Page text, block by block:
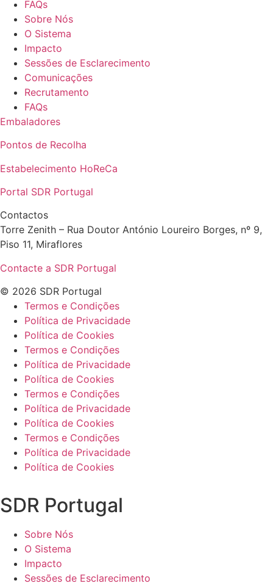
FAQs
Sobre Nós
O Sistema
Impacto
Sessões de Esclarecimento
Comunicações
Recrutamento
FAQs
Embaladores
Pontos de Recolha
Estabelecimento HoReCa
Portal SDR Portugal
Contactos
Torre Zenith – Rua Doutor António Loureiro Borges, nº 9,
Piso 11, Miraflores
Contacte a SDR Portugal
© 2026 SDR Portugal
Termos e Condições
Política de Privacidade
Política de Cookies
Termos e Condições
Política de Privacidade
Política de Cookies
Termos e Condições
Política de Privacidade
Política de Cookies
Termos e Condições
Política de Privacidade
Política de Cookies
SDR Portugal
Sobre Nós
O Sistema
Impacto
Sessões de Esclarecimento